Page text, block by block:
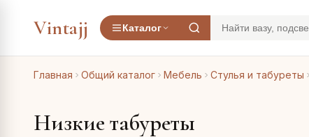
Vintajj Каталог
Главная Общий каталог Мебель Стулья и табуреты
Низкие табуреты